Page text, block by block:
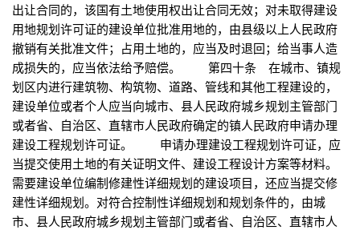
出让合同的，该国有土地使用权出让合同无效；对未取得建设
用地规划许可证的建设单位批准用地的，由县级以上人民政府
撤销有关批准文件；占用土地的，应当及时退回；给当事人造
成损失的，应当依法给予赔偿。 第四十条 在城市、镇规
划区内进行建筑物、构筑物、道路、管线和其他工程建设的，
建设单位或者个人应当向城市、县人民政府城乡规划主管部门
或者省、自治区、直辖市人民政府确定的镇人民政府申请办理
建设工程规划许可证。 申请办理建设工程规划许可证，应
当提交使用土地的有关证明文件、建设工程设计方案等材料。
需要建设单位编制修建性详细规划的建设项目，还应当提交修
建性详细规划。对符合控制性详细规划和规划条件的，由城
市、县人民政府城乡规划主管部门或者省、自治区、直辖市人